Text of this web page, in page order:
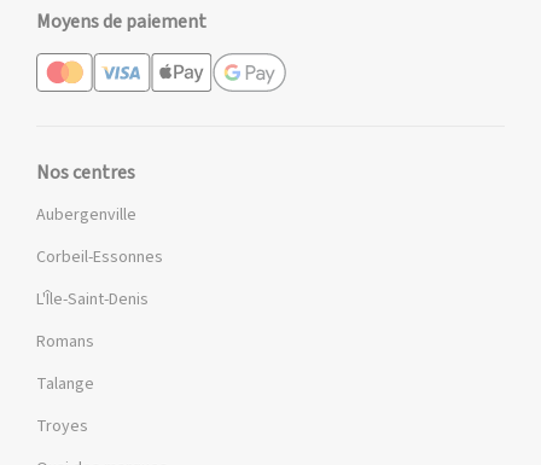
Moyens de paiement
Nos centres
Aubergenville
Corbeil-Essonnes
L'Île-Saint-Denis
Romans
Talange
Troyes